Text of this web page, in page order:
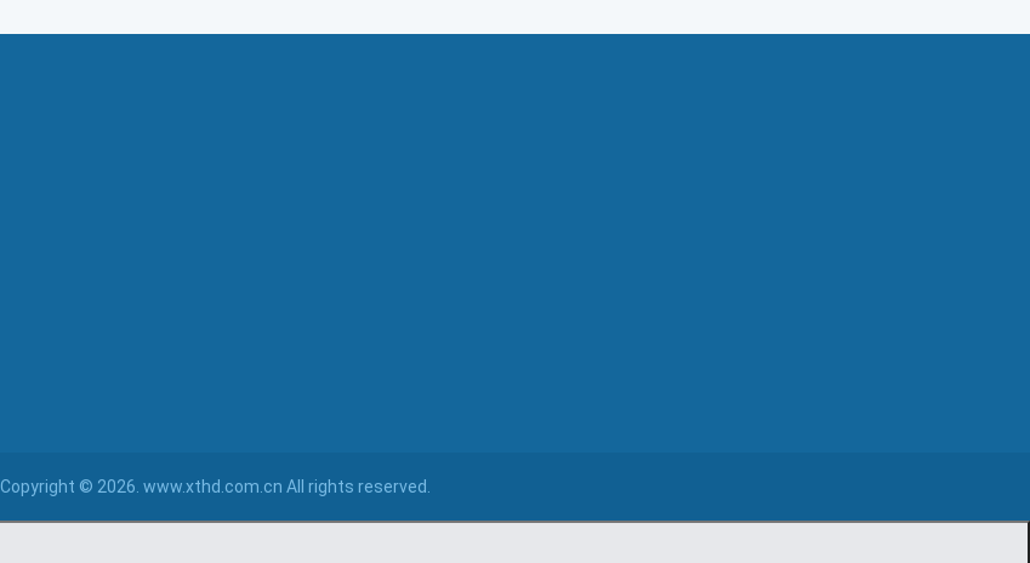
Copyright © 2026. www.xthd.com.cn All rights reserved.